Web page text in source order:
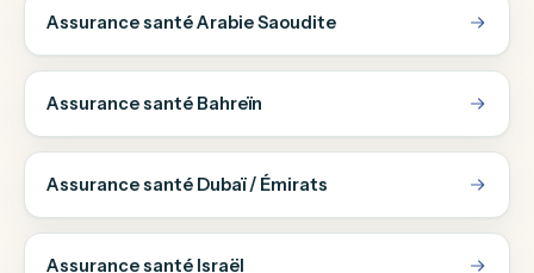
Assurance santé Arabie Saoudite
Assurance santé Bahreïn
Assurance santé Dubaï / Émirats
Assurance santé Israël